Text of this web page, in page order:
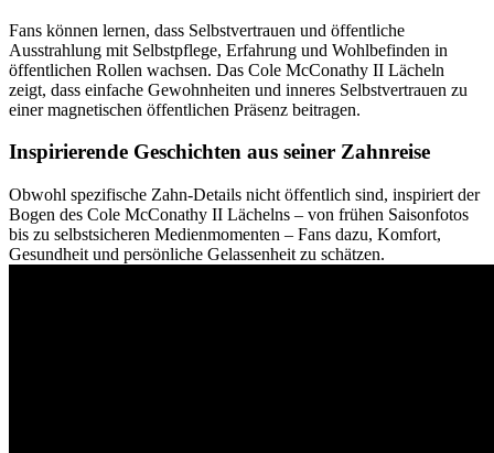
Fans können lernen, dass Selbstvertrauen und öffentliche
Ausstrahlung mit Selbstpflege, Erfahrung und Wohlbefinden in
öffentlichen Rollen wachsen. Das Cole McConathy II Lächeln
zeigt, dass einfache Gewohnheiten und inneres Selbstvertrauen zu
einer magnetischen öffentlichen Präsenz beitragen.
Inspirierende Geschichten aus seiner Zahnreise
Obwohl spezifische Zahn-Details nicht öffentlich sind, inspiriert der
Bogen des Cole McConathy II Lächelns – von frühen Saisonfotos
bis zu selbstsicheren Medienmomenten – Fans dazu, Komfort,
Gesundheit und persönliche Gelassenheit zu schätzen.